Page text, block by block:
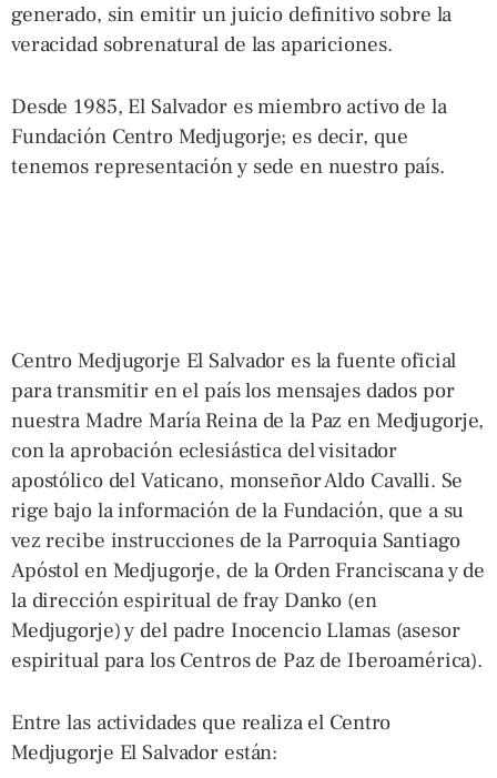
generado, sin emitir un juicio definitivo sobre la
veracidad sobrenatural de las apariciones.
Desde 1985, El Salvador es miembro activo de la
Fundación Centro Medjugorje; es decir, que
tenemos representación y sede en nuestro país.
Centro Medjugorje El Salvador es la fuente oficial
para transmitir en el país los mensajes dados por
nuestra Madre María Reina de la Paz en Medjugorje,
con la aprobación eclesiástica del visitador
apostólico del Vaticano, monseñor Aldo Cavalli. Se
rige bajo la información de la Fundación, que a su
vez recibe instrucciones de la Parroquia Santiago
Apóstol en Medjugorje, de la Orden Franciscana y de
la dirección espiritual de fray Danko (en
Medjugorje) y del padre Inocencio Llamas (asesor
espiritual para los Centros de Paz de Iberoamérica).
Entre las actividades que realiza el Centro
Medjugorje El Salvador están: